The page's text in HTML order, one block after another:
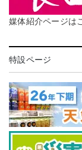
媒体紹介ページは
特設ページ